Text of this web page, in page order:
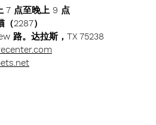
7 点至晚上 9 点
（2287）
路。达拉斯，TX 75238